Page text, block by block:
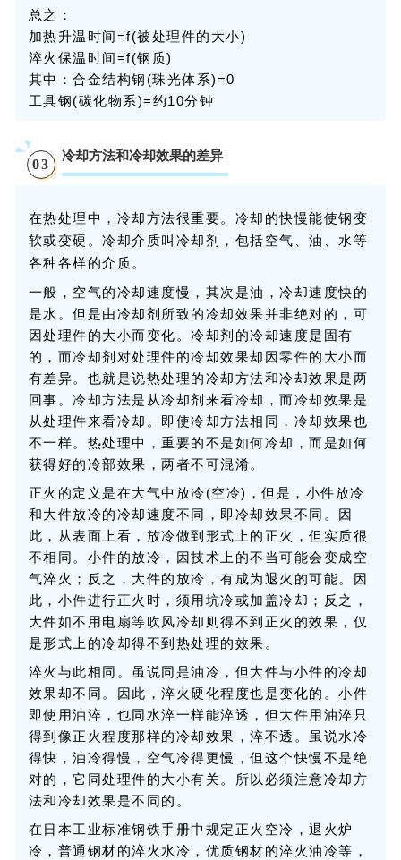
总之：
加热升温时间=f(被处理件的大小)
淬火保温时间=f(钢质)
其中：合金结构钢(珠光体系)=0
工具钢(碳化物系)=约10分钟
03
冷却方法和冷却效果的差异
在热处理中，冷却方法很重要。冷却的快慢能使钢变
软或变硬。冷却介质叫冷却剂，包括空气、油、水等
各种各样的介质。
一般，空气的冷却速度慢，其次是油，冷却速度快的
是水。但是由冷却剂所致的冷却效果并非绝对的，可
因处理件的大小而变化。冷却剂的冷却速度是固有
的，而冷却剂对处理件的冷却效果却因零件的大小而
有差异。也就是说热处理的冷却方法和冷却效果是两
回事。冷却方法是从冷却剂来看冷却，而冷却效果是
从处理件来看冷却。即使冷却方法相同，冷却效果也
不一样。热处理中，重要的不是如何冷却，而是如何
获得好的冷部效果，两者不可混淆。
正火的定义是在大气中放冷(空冷)，但是，小件放冷
和大件放冷的冷却速度不同，即冷却效果不同。因
此，从表面上看，放冷做到形式上的正火，但实质很
不相同。小件的放冷，因技术上的不当可能会变成空
气淬火；反之，大件的放冷，有成为退火的可能。因
此，小件进行正火时，须用坑冷或加盖冷却；反之，
大件如不用电扇等吹风冷却则得不到正火的效果，仅
是形式上的冷却得不到热处理的效果。
淬火与此相同。虽说同是油冷，但大件与小件的冷却
效果却不同。因此，淬火硬化程度也是变化的。小件
即使用油淬，也同水淬一样能淬透，但大件用油淬只
得到像正火程度那样的冷却效果，淬不透。虽说水冷
得快，油冷得慢，空气冷得更慢，但这个快慢不是绝
对的，它同处理件的大小有关。所以必须注意冷却方
法和冷却效果是不同的。
在日本工业标准钢铁手册中规定正火空冷，退火炉
冷，普通钢材的淬火水冷，优质钢材的淬火油冷等，